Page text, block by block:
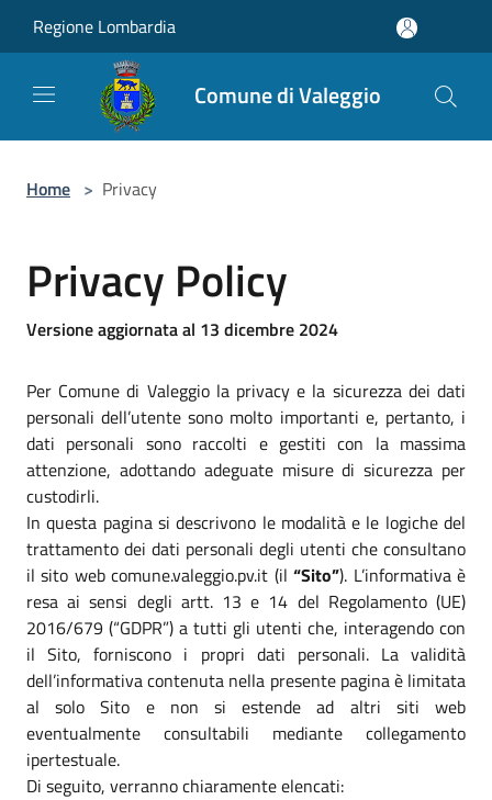
Regione Lombardia
Comune di Valeggio
Home > Privacy
Privacy Policy
Versione aggiornata al 13 dicembre 2024
Per Comune di Valeggio la privacy e la sicurezza dei dati
personali dell’utente sono molto importanti e, pertanto, i
dati personali sono raccolti e gestiti con la massima
attenzione, adottando adeguate misure di sicurezza per
custodirli.
In questa pagina si descrivono le modalità e le logiche del
trattamento dei dati personali degli utenti che consultano
il sito web comune.valeggio.pv.it (il“Sito”). L’informativa è
resa ai sensi degli artt. 13 e 14 del Regolamento (UE)
2016/679 (“GDPR”) a tutti gli utenti che, interagendo con
il Sito, forniscono i propri dati personali. La validità
dell’informativa contenuta nella presente pagina è limitata
al solo Sito e non si estende ad altri siti web
eventualmente consultabili mediante collegamento
ipertestuale.
Di seguito, verranno chiaramente elencati: